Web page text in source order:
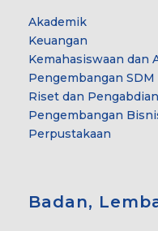
Akademik
Keuangan
Kemahasiswaan dan
Pengembangan SDM
Riset dan
Pengembangan
Perpustakaan
Badan,